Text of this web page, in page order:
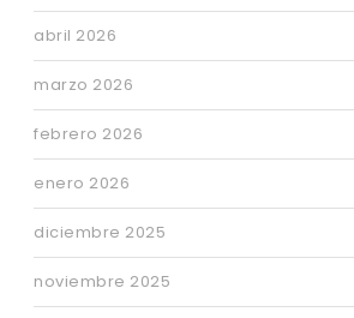
abril 2026
marzo 2026
febrero 2026
enero 2026
diciembre 2025
noviembre 2025